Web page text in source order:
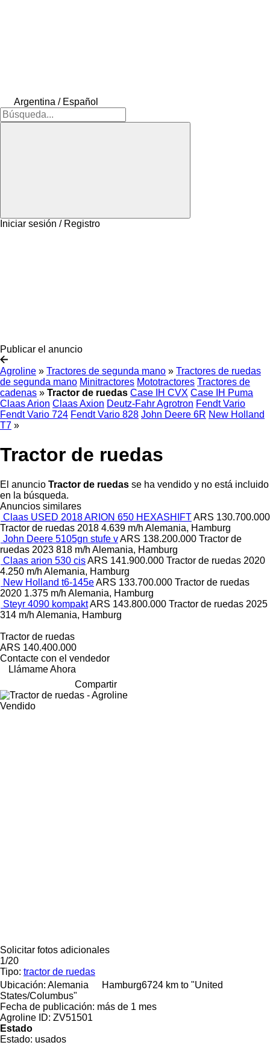
Argentina / Español
Iniciar sesión / Registro
Publicar el anuncio
Agroline » Tractores de segunda mano » Tractores de ruedas
de segunda mano Minitractores Mototractores Tractores de
cadenas » Tractor de ruedas Case IH CVX Case IH Puma
Claas Arion Claas Axion Deutz-Fahr Agrotron Fendt Vario
Fendt Vario 724 Fendt Vario 828 John Deere 6R New Holland
T7 »
Tractor de ruedas
El anuncio Tractor de ruedas se ha vendido y no está incluido
en la búsqueda.
Anuncios similares
Claas USED 2018 ARION 650 HEXASHIFTARS 130.700.000
Tractor de ruedas 2018 4.639 m/h Alemania, Hamburg
John Deere 5105gn stufe vARS 138.200.000 Tractor de
ruedas 2023 818 m/h Alemania, Hamburg
Claas arion 530 cisARS 141.900.000 Tractor de ruedas 2020
4.250 m/h Alemania, Hamburg
New Holland t6-145eARS 133.700.000 Tractor de ruedas
2020 1.375 m/h Alemania, Hamburg
Steyr 4090 kompaktARS 143.800.000 Tractor de ruedas 2025
314 m/h Alemania, Hamburg
Tractor de ruedas
ARS 140.400.000
Contacte con el vendedor
Llámame Ahora
Compartir
Vendido
Solicitar fotos adicionales
1/20
Tipo: tractor de ruedas
Ubicación: Alemania Hamburg6724 km to "United
States/Columbus"
Fecha de publicación: más de 1 mes
Agroline ID: ZV51501
Estado
Estado: usados